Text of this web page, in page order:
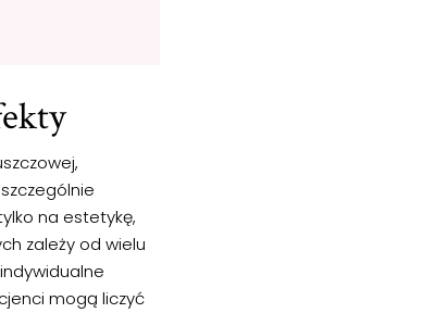
na estetykę,
zależy od wielu
mogą liczyć